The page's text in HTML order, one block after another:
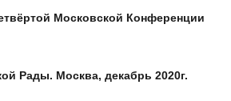
Московской Конференции
Рады. Москва, декабрь 2020г.